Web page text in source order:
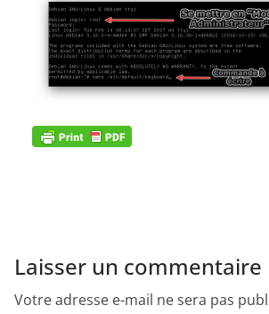
Laisser un commentaire
Votre adresse e-mail ne sera pas